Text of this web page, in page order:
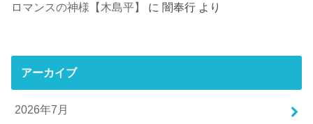
ロマンスの神様【木島平】
に闇奉行 より
アーカイブ
2026年7月